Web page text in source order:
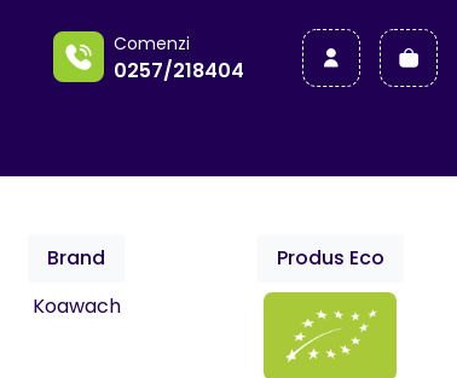
Comenzi
0257/218404
Brand
Koawach
Produs Eco